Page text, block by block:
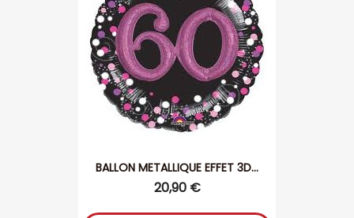
BALLON METALLIQUE EFFET 3D...
20,90 €